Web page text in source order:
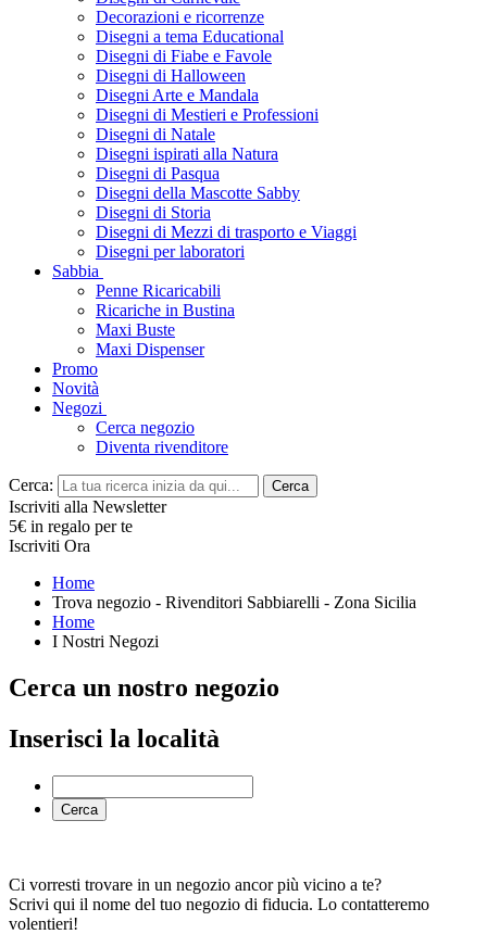
Decorazioni e ricorrenze
Disegni a tema Educational
Disegni di Fiabe e Favole
Disegni di Halloween
Disegni Arte e Mandala
Disegni di Mestieri e Professioni
Disegni di Natale
Disegni ispirati alla Natura
Disegni di Pasqua
Disegni della Mascotte Sabby
Disegni di Storia
Disegni di Mezzi di trasporto e Viaggi
Disegni per laboratori
Sabbia
Penne Ricaricabili
Ricariche in Bustina
Maxi Buste
Maxi Dispenser
Promo
Novità
Negozi
Cerca negozio
Diventa rivenditore
Cerca: Cerca
Iscriviti alla Newsletter
5€ in regalo per te
Iscriviti Ora
Home
Trova negozio - Rivenditori Sabbiarelli - Zona Sicilia
Home
I Nostri Negozi
Cerca un nostro negozio
Inserisci la località
Cerca
Ci vorresti trovare in un negozio ancor più vicino a te?
Scrivi qui il nome del tuo negozio di fiducia. Lo contatteremo
volentieri!